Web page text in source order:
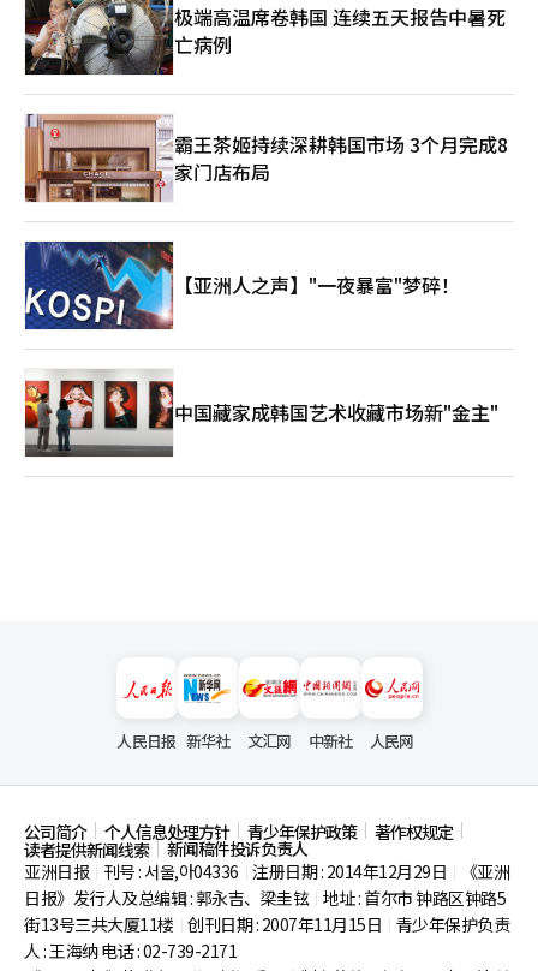
极端高温席卷韩国 连续五天报告中暑死
亡病例
霸王茶姬持续深耕韩国市场 3个月完成8
家门店布局
【亚洲人之声】"一夜暴富"梦碎！
中国藏家成韩国艺术收藏市场新"金主"
人民日报 新华社 文汇网 中新社 人民网
公司简介 个人信息处理方针 青少年保护政策 著作权规定
读者提供新闻线索
新闻稿件投诉负责人
亚洲日报
刊号 : 서울,아04336 注册日期 : 2014年12月29日
《亚洲
日报》发行人及总编辑 : 郭永吉、梁圭铉 地址 : 首尔市钟路区钟路5
街13号三共大厦11楼 创刊日期 : 2007年11月15日
青少年保护负责
人 : 王海纳 电话 : 02-739-2171